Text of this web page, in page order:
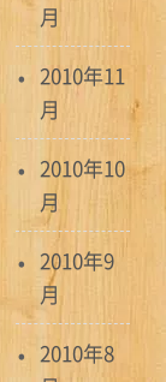
月
2010年11
月
2010年10
月
2010年9
月
2010年8